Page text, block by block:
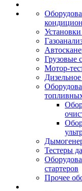
Грузовые
Мотор-
Тестеры
стартеров
Прочее